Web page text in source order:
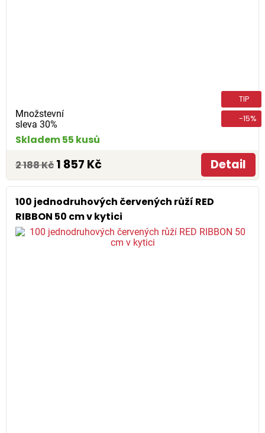
Množstevní
sleva 30%
TIP
-15%
Skladem 55 kusů
2 188 Kč 1 857 Kč Detail
100 jednodruhových červených růží RED
RIBBON 50 cm v kytici